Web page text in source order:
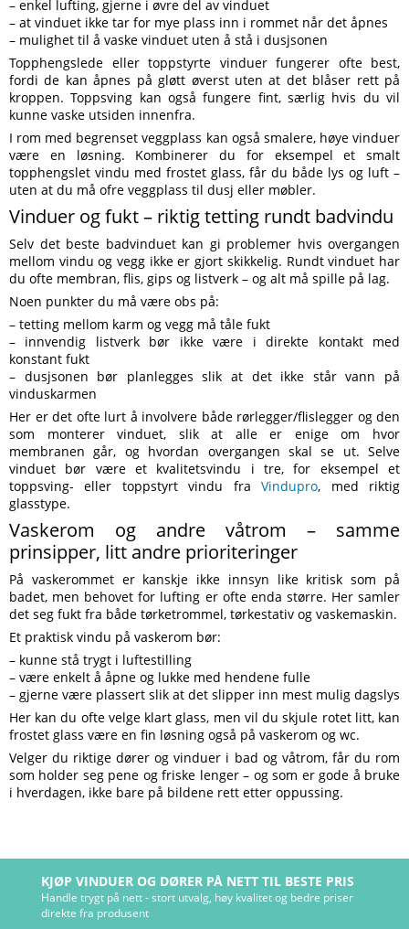
– enkel lufting, gjerne i øvre del av vinduet
– at vinduet ikke tar for mye plass inn i rommet når det åpnes
– mulighet til å vaske vinduet uten å stå i dusjsonen
Topphengslede eller toppstyrte vinduer fungerer ofte best,
fordi de kan åpnes på gløtt øverst uten at det blåser rett på
kroppen. Toppsving kan også fungere fint, særlig hvis du vil
kunne vaske utsiden innenfra.
I rom med begrenset veggplass kan også smalere, høye vinduer
være en løsning. Kombinerer du for eksempel et smalt
topphengslet vindu med frostet glass, får du både lys og luft –
uten at du må ofre veggplass til dusj eller møbler.
Vinduer og fukt – riktig tetting rundt badvindu
Selv det beste badvinduet kan gi problemer hvis overgangen
mellom vindu og vegg ikke er gjort skikkelig. Rundt vinduet har
du ofte membran, flis, gips og listverk – og alt må spille på lag.
Noen punkter du må være obs på:
– tetting mellom karm og vegg må tåle fukt
– innvendig listverk bør ikke være i direkte kontakt med
konstant fukt
– dusjsonen bør planlegges slik at det ikke står vann på
vinduskarmen
Her er det ofte lurt å involvere både rørlegger/flislegger og den
som monterer vinduet, slik at alle er enige om hvor
membranen går, og hvordan overgangen skal se ut. Selve
vinduet bør være et kvalitetsvindu i tre, for eksempel et
toppsving- eller toppstyrt vindu fraVindupro, med riktig
glasstype.
Vaskerom og andre våtrom – samme
prinsipper, litt andre prioriteringer
På vaskerommet er kanskje ikke innsyn like kritisk som på
badet, men behovet for lufting er ofte enda større. Her samler
det seg fukt fra både tørketrommel, tørkestativ og vaskemaskin.
Et praktisk vindu på vaskerom bør:
– kunne stå trygt i luftestilling
– være enkelt å åpne og lukke med hendene fulle
– gjerne være plassert slik at det slipper inn mest mulig dagslys
Her kan du ofte velge klart glass, men vil du skjule rotet litt, kan
frostet glass være en fin løsning også på vaskerom og wc.
Velger du riktige dører og vinduer i bad og våtrom, får du rom
som holder seg pene og friske lenger – og som er gode å bruke
i hverdagen, ikke bare på bildene rett etter oppussing.
KJØP VINDUER OG DØRER PÅ NETT TIL BESTE PRIS
Handle trygt på nett - stort utvalg, høy kvalitet og bedre priser
direkte fra produsent